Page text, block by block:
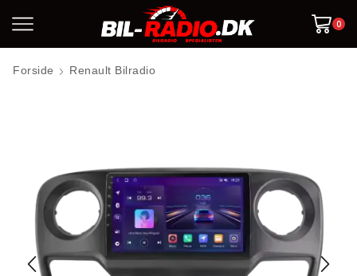
0
Forside Renault Bilradio